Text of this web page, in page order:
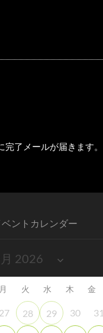
了メールが届きます。
ントカレンダー
月 火 水 木 金
27 28 29 30 31